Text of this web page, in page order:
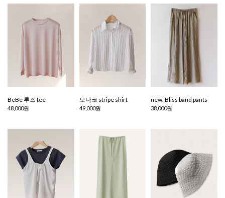
BeBe 루즈 tee
48,000원
모나코 stripe shirt
49,000원
new. Bliss band pants
38,000원